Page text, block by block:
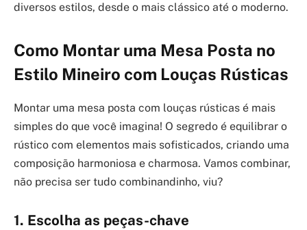
diversos estilos, desde o mais clássico até o moderno.
Como Montar uma Mesa Posta no
Estilo Mineiro com Louças Rústicas
Montar uma mesa posta com louças rústicas é mais
simples do que você imagina! O segredo é equilibrar o
rústico com elementos mais sofisticados, criando uma
composição harmoniosa e charmosa. Vamos combinar,
não precisa ser tudo combinandinho, viu?
1. Escolha as peças-chave